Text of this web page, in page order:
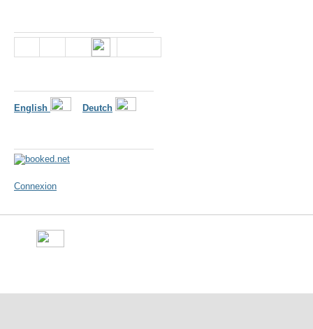
English Deutch
Connexion